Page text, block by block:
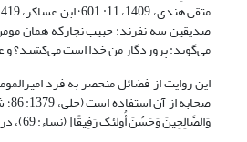
صدیقین سه نفرند: حبیب نجارکه همان
می‌گوید: پروردگار من خدا است می‌کشید؟ و
وَالصَّالِحِینَ وَحَسُنَ أُولَئِکَ رَفِیقًا[ (نساء: 69)، در توضیح معنای صدیقین می‌فرماید: